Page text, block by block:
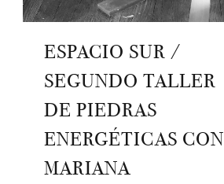
ESPACIO SUR /
SEGUNDO TALLER
DE PIEDRAS
ENERGÉTICAS CON
MARIANA